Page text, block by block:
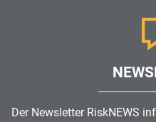
Der Newsletter RiskNEWS